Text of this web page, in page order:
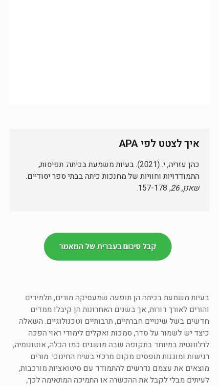
איך לצטט לפי APA
כהן עזריה, י. (2021). בעיות משמעת בכיתה: תפיסות,
התמודדויות וחוויות של מחנכות כיתה בבתי ספר יסודיים.
שאנן, 26,
קבל סיכום בעברית של המאמר
בעיות משמעת בכיתה הן תופעה שמעסיקה מורים, תלמידים
והורים לאורך דורות, אך בשנים האחרונות הן קיבלו ממדים
חדשים בשל שינויים חברתיים, תרבותיים וטכנולוגיים. השאלה
כיצד יש לשמור על סדר, סמכות ואקלים לימודי ראוי הפכה
לרלוונטית במיוחד בתקופה שבה מושגים כמו הכלה, אוטונומיה,
רגישות ומוגנות תופסים מקום מרכזי בשיח החינוכי. מורים
מוצאים את עצמם נדרשים להתמודד עם סיטואציות מורכבות,
לעיתים מבלי לקבל את ההכשרה או התמיכה המתאימה לכך,